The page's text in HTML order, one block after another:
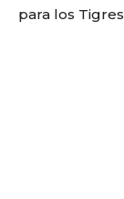
para los